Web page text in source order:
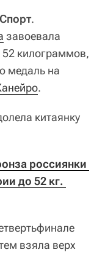
.
завоевала
52 килограммов,
медаль на
.
китаянку
россиянки
до 52 кг.
взяла верх